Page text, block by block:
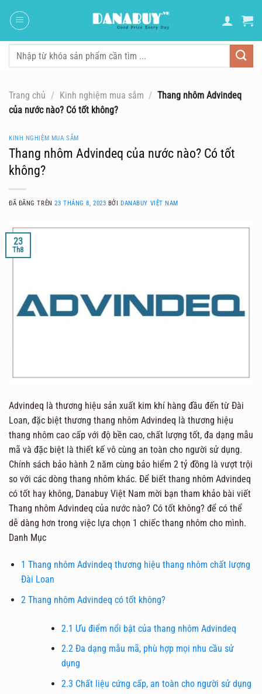
đến
dung
Tìm
Trang chủ / Kinh nghiệm mua sắm / Thang nhôm Advindeq
của nước nào? Có tốt không?
KINH NGHIỆM MUA SẮM
Thang nhôm Advindeq của nước nào? Có tốt
không?
ĐÃ ĐĂNG TRÊN23 THÁNG 8, 2023 BỞIDANABUY VIỆT NAM
23
Th8
Advindeq là thương hiệu sản xuất kim khí hàng đầu đến từ Đài
Loan, đặc biệt thương thang nhôm Advindeq là thương hiệu
thang nhôm cao cấp với độ bền cao, chất lượng tốt, đa dạng mẫu
mã và đặc biệt là thiết kế vô cùng an toàn cho người sử dụng.
Chính sách bảo hành 2 năm cùng bảo hiểm 2 tỷ đồng là vượt trội
so với các dòng thang nhôm khác. Để biết thang nhôm Advindeq
có tốt hay không, Danabuy Việt Nam mời bạn tham khảo bài viết
Thang nhôm Advindeq của nước nào? Có tốt không? để có thể
dễ dàng hơn trong việc lựa chọn 1 chiếc thang nhôm cho mình.
Danh Mục
1 Thang nhôm Advindeq thương hiệu thang nhôm chất lượng
Đài Loan
2 Thang nhôm Advindeq có tốt không?
2.1 Ưu điểm nổi bật của thang nhôm Advindeq
2.2Đa dạng mẫu mã, phù hợp mọi nhu cầu sử
dụng
2.3 Chất liệu cứng cấp, an toàn cho người sử dụng